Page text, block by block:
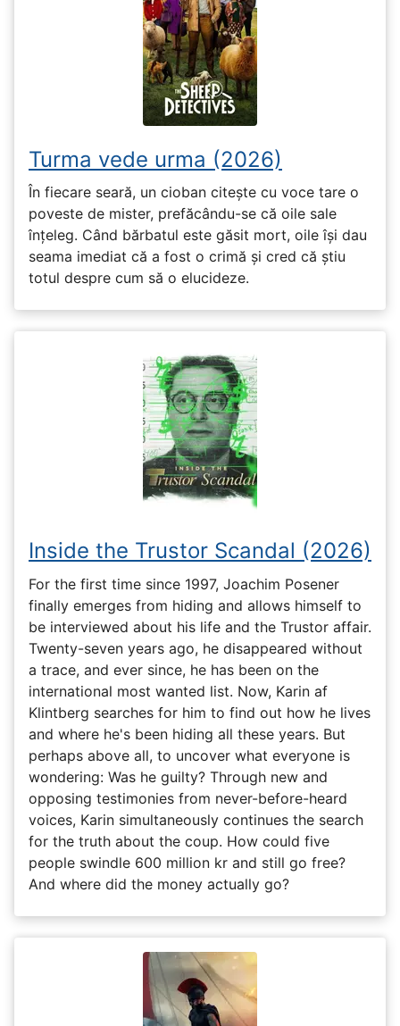
Turma vede urma (2026)
În fiecare seară, un cioban citește cu voce tare o
poveste de mister, prefăcându-se că oile sale
înțeleg. Când bărbatul este găsit mort, oile își dau
seama imediat că a fost o crimă și cred că știu
totul despre cum să o elucideze.
Inside the Trustor Scandal (2026)
For the first time since 1997, Joachim Posener
finally emerges from hiding and allows himself to
be interviewed about his life and the Trustor affair.
Twenty-seven years ago, he disappeared without
a trace, and ever since, he has been on the
international most wanted list. Now, Karin af
Klintberg searches for him to find out how he lives
and where he's been hiding all these years. But
perhaps above all, to uncover what everyone is
wondering: Was he guilty? Through new and
opposing testimonies from never-before-heard
voices, Karin simultaneously continues the search
for the truth about the coup. How could five
people swindle 600 million kr and still go free?
And where did the money actually go?